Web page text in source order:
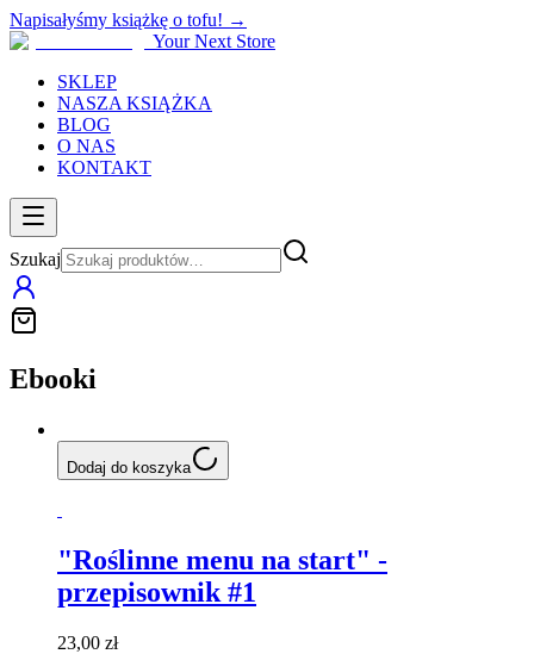
Napisałyśmy książkę o tofu! →
Your Next Store
SKLEP
NASZA KSIĄŻKA
BLOG
O NAS
KONTAKT
Szukaj
Ebooki
Dodaj do koszyka
"Roślinne menu na start" -
przepisownik #1
23,00 zł